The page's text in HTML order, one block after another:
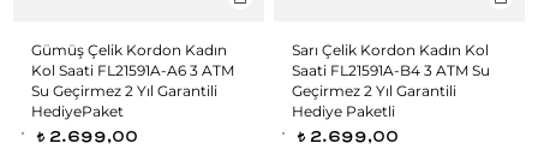
Gümüş Çelik Kordon Kadın
Kol Saati FL21591A-A6 3 ATM
Su Geçirmez 2 Yıl Garantili
HediyePaket
t 2.699,00
Sarı Çelik Kordon Kadın Kol
Saati FL21591A-B4 3 ATM Su
Geçirmez 2 Yıl Garantili
Hediye Paketli
t 2.699,00